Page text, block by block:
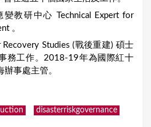
教研中心 Technical Expert for
。
Studies (戰後重建) 碩士
務工作。2018-19年為國際紅十
辦事處主管。
disasterriskgovernance